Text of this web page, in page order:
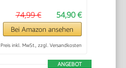
54,90 €
74,99 €
Bei Amazon ansehen
Preis inkl. MwSt., zzgl. Versandkosten
ANGEBOT